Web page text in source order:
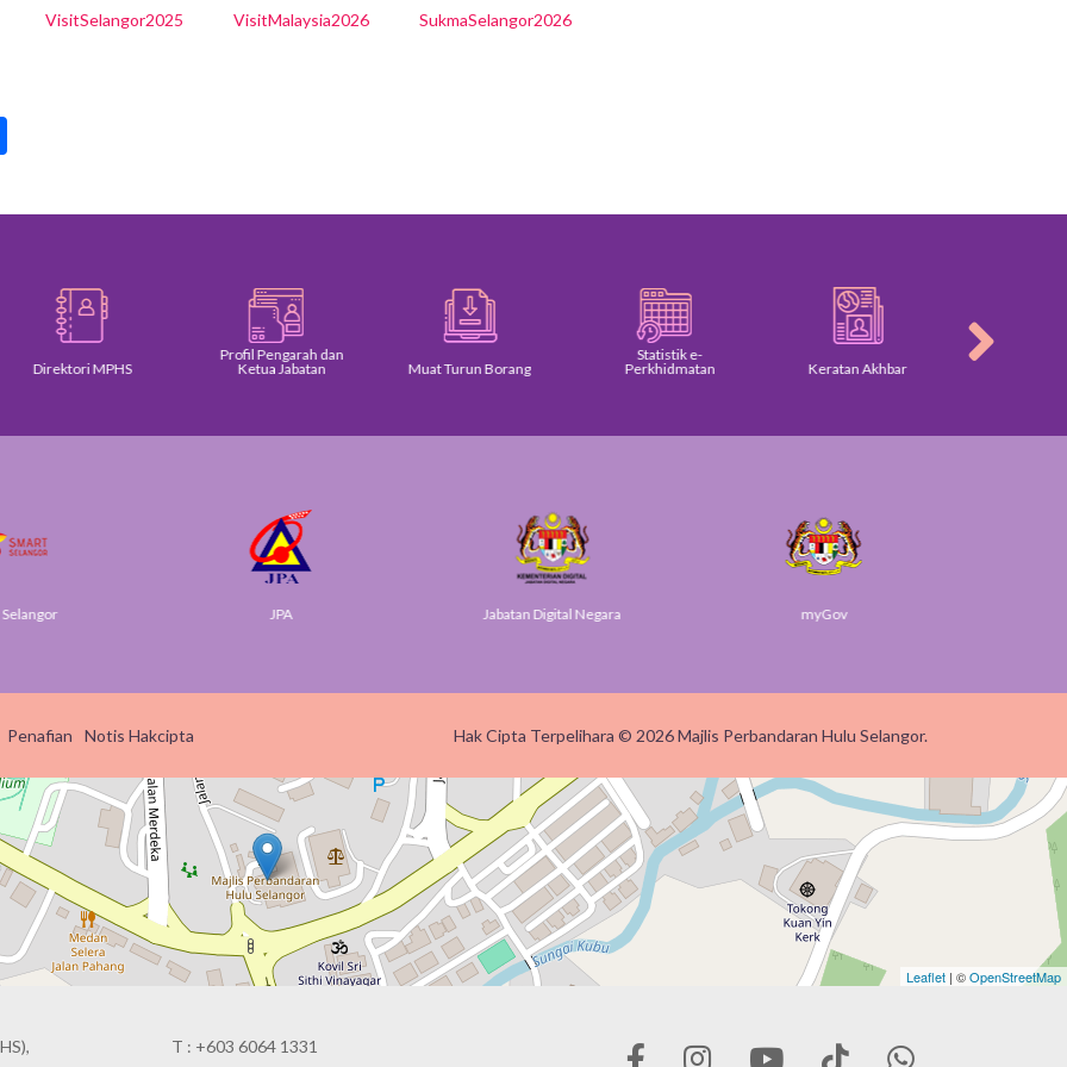
VisitSelangor2025 VisitMalaysia2026 SukmaSelangor2026
Direktori MPHS
Profil Pengarah dan
Ketua Jabatan
Muat Turun Borang
Statistik e-
Perkhidmatan
Keratan Akhbar
JPA Jabatan Digital Negara myGov
Penafian Notis Hakcipta Hak Cipta Terpelihara © 2026 Majlis Perbandaran Hulu Selangor.
Leaflet | ©OpenStreetMap
T : +603 6064 1331